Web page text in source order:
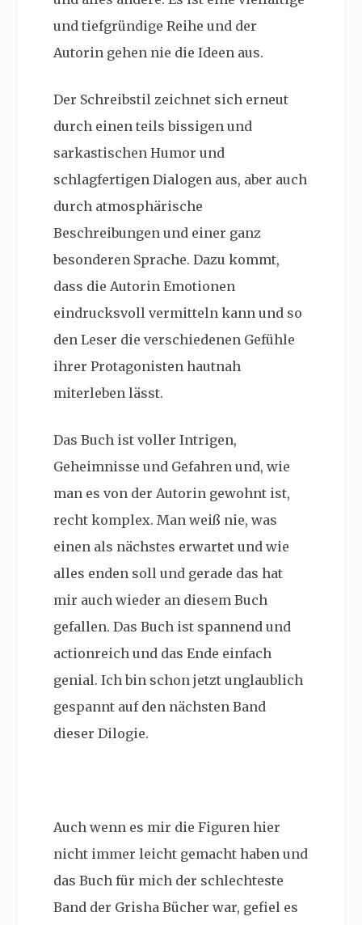
und tiefgründige Reihe und der
Autorin gehen nie die Ideen aus.
Der Schreibstil zeichnet sich erneut
durch einen teils bissigen und
sarkastischen Humor und
schlagfertigen Dialogen aus, aber auch
durch atmosphärische
Beschreibungen und einer ganz
besonderen Sprache. Dazu kommt,
dass die Autorin Emotionen
eindrucksvoll vermitteln kann und so
den Leser die verschiedenen Gefühle
ihrer Protagonisten hautnah
miterleben lässt.
Das Buch ist voller Intrigen,
Geheimnisse und Gefahren und, wie
man es von der Autorin gewohnt ist,
recht komplex. Man weiß nie, was
einen als nächstes erwartet und wie
alles enden soll und gerade das hat
mir auch wieder an diesem Buch
gefallen. Das Buch ist spannend und
actionreich und das Ende einfach
genial. Ich bin schon jetzt unglaublich
gespannt auf den nächsten Band
dieser Dilogie.
Auch wenn es mir die Figuren hier
nicht immer leicht gemacht haben und
das Buch für mich der schlechteste
Band der Grisha Bücher war, gefiel es